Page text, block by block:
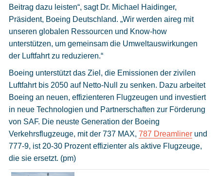
Beitrag dazu leisten“, sagt Dr. Michael Haidinger,
Präsident, Boeing Deutschland. „Wir werden aireg mit
unseren globalen Ressourcen und Know-how
unterstützen, um gemeinsam die Umweltauswirkungen
der Luftfahrt zu reduzieren.“
Boeing unterstützt das Ziel, die Emissionen der zivilen
Luftfahrt bis 2050 auf Netto-Null zu senken. Dazu arbeitet
Boeing an neuen, effizienteren Flugzeugen und investiert
in neue Technologien und Partnerschaften zur Förderung
von SAF. Die neuste Generation der Boeing
Verkehrsflugzeuge, mit der 737 MAX, 787 Dreamlinerund
777-9, ist 20-30 Prozent effizienter als aktive Flugzeuge,
die sie ersetzt. (pm)